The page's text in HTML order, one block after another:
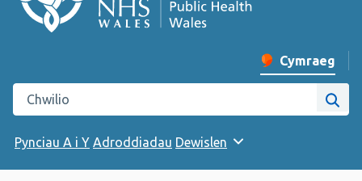
Newid iaith y
Cymraeg
Chwilio gwefan Iechyd Cyhoeddus Cymru
Pynciau A i Y Adroddiadau Dewislen